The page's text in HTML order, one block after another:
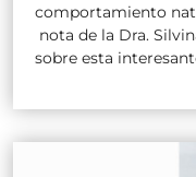
comportamiento
nota de la Dra.
sobre esta